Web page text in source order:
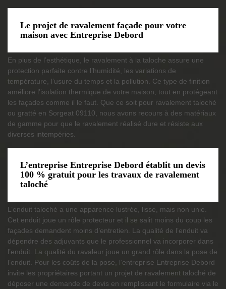
Le projet de ravalement façade pour votre
maison avec Entreprise Debord
En plus de l’esthétique, le ravalement à la taloche assure une
protection parfaite contre l’humidité, les variations de
température, l’usure du temps et la pollution. Ce type de finition
améliore l’isolation thermique de votre maison, tout en protégeant
les façades comme il le faut. Que ce soit pour ravalement taloché
ou gratté en Sorgeat 09110, nous avons recours à des matériaux
de gamme pour que le ravalement réalisé dure et résiste aux
diverses intempéries.
L’entreprise Entreprise Debord établit un devis
100 % gratuit pour les travaux de ravalement
taloché
L’enduit taloché a une apparence lustrée, lisse, mais non unie.
Cet enduit joue un rôle protecteur et il se salit moins du coup les
façades demandent moins d’entretien. La qualité de l’enduit va
dépendre des adjuvants que le professionnel va incorporer dans
l’enduit. La qualité du ravaleur joue un grand rôle dans la pose de
l’enduit. Pour les coûts de la pose, l’entreprise Entreprise Debord
invite les propriétaires portant un projet de ravalement taloché de
déposer une demande de devis en remplissant le formulaire via le